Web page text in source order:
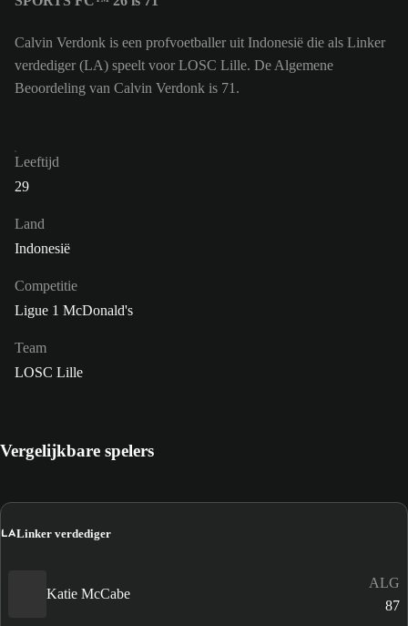
Calvin Verdonk is een profvoetballer uit Indonesië die als Linker
verdediger (LA) speelt voor LOSC Lille. De Algemene
Beoordeling van Calvin Verdonk is 71.
Leeftijd
29
Land
Indonesië
Competitie
Ligue 1 McDonald's
Team
LOSC Lille
Vergelijkbare spelers
LALinker verdediger
Katie McCabe
ALG
87